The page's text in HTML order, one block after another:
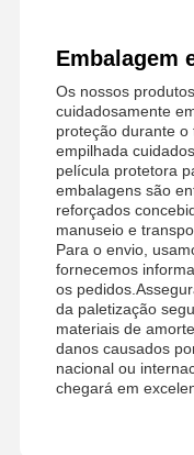
Embalagem
Os nossos
cuidadosamente
proteção durante
empilhada
película protetora
embalagens são
reforçados
manuseio e
Para o envio,
fornecemos
os
da paletização
materiais de
danos causados
nacional ou
chegará em